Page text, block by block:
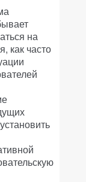
на
как часто